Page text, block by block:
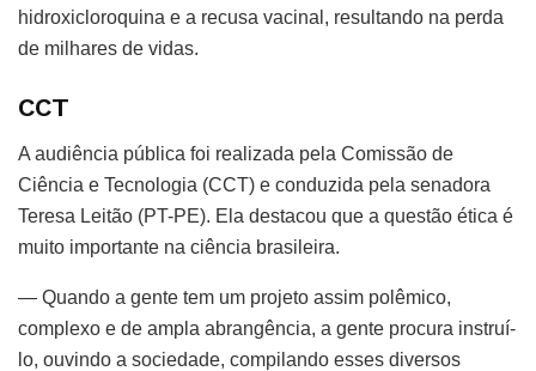
hidroxicloroquina e a recusa vacinal, resultando na perda
de milhares de vidas.
CCT
A audiência pública foi realizada pela Comissão de
Ciência e Tecnologia (CCT) e conduzida pela senadora
Teresa Leitão (PT-PE). Ela destacou que a questão ética é
muito importante na ciência brasileira.
— Quando a gente tem um projeto assim polêmico,
complexo e de ampla abrangência, a gente procura instruí-
lo, ouvindo a sociedade, compilando esses diversos